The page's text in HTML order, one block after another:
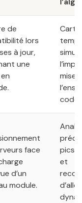
de
lors
à jour,
une
mise
code.
face
d’un
module.
pics
et